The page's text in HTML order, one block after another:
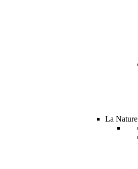
La Nature